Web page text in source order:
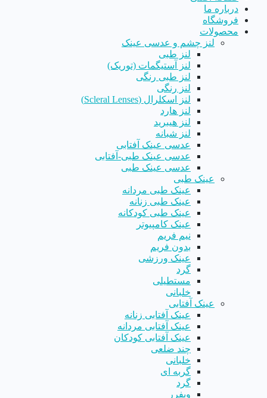
درباره ما
فروشگاه
محصولات
لنز چشم و عدسی عینک
لنز طبی
لنز آستیگمات (توریک)
لنز طبی رنگی
لنز رنگی
لنز اسکلرال (Scleral Lenses)
لنز هارد
لنز هیبرید
لنز شبانه
عدسی عینک آفتابی
عدسی عینک طبی-آفتابی
عدسی عینک طبی
عینک طبی
عینک طبی مردانه
عینک طبی زنانه
عینک طبی کودکانه
عینک کامپیوتر
نیم فریم
بدون فریم
عینک ورزشی
گرد
مستطیلی
خلبانی
عینک آفتابی
عینک آفتابی زنانه
عینک آفتابی مردانه
عینک آفتابی کودکان
چند ضلعی
خلبانی
گربه ای
گرد
ویفرر